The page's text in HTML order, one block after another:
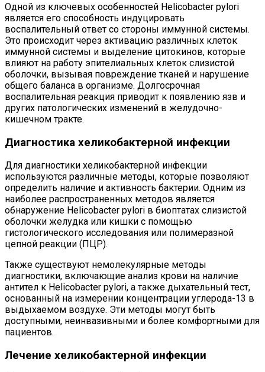
Одной из ключевых особенностей Helicobacter pylori
является его способность индуцировать
воспалительный ответ со стороны иммунной системы.
Это происходит через активацию различных клеток
иммунной системы и выделение цитокинов, которые
влияют на работу эпителиальных клеток слизистой
оболочки, вызывая повреждение тканей и нарушение
общего баланса в организме. Долгосрочная
воспалительная реакция приводит к появлению язв и
других патологических изменений в желудочно-
кишечном тракте.
Диагностика хеликобактерной инфекции
Для диагностики хеликобактерной инфекции
используются различные методы, которые позволяют
определить наличие и активность бактерии. Одним из
наиболее распространенных методов является
обнаружение Helicobacter pylori в биоптатах слизистой
оболочки желудка или кишки с помощью
гистологического исследования или полимеразной
цепной реакции (ПЦР).
Также существуют немолекулярные методы
диагностики, включающие анализ крови на наличие
антител к Helicobacter pylori, а также дыхательный тест,
основанный на измерении концентрации углерода-13 в
выдыхаемом воздухе. Эти методы могут быть
доступными, неинвазивными и более комфортными для
пациентов.
Лечение хеликобактерной инфекции